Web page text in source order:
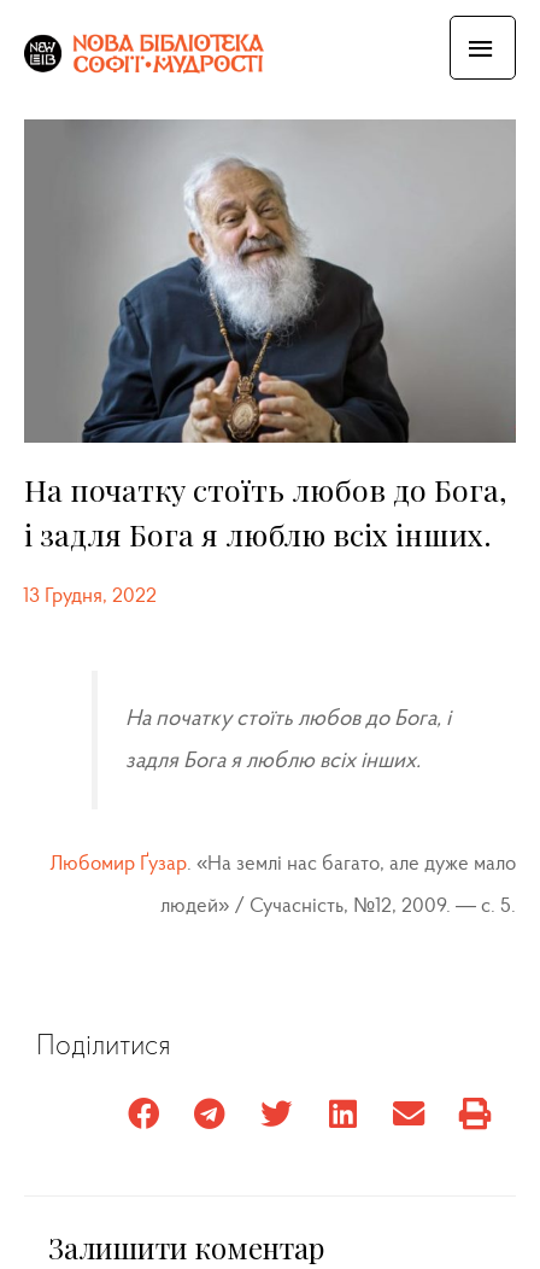
На початку стоїть любов до Бога,
і задля Бога я люблю всіх інших.
13 Грудня, 2022
На початку стоїть любов до Бога, і
задля Бога я люблю всіх інших.
Любомир Ґузар. «На землі нас багато, але дуже мало
людей» / Сучасність, №12, 2009. — с. 5.
Поділитися
Залишити коментар